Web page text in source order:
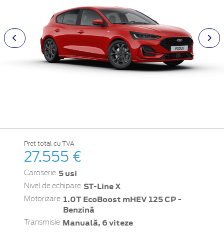
Pret total cu TVA
27.555 €
Caroserie 5 usi
Nivel de echipare ST-Line X
Motorizare 1.0T EcoBoost mHEV 125 CP -
Benzină
Transmisie Manuală, 6 viteze